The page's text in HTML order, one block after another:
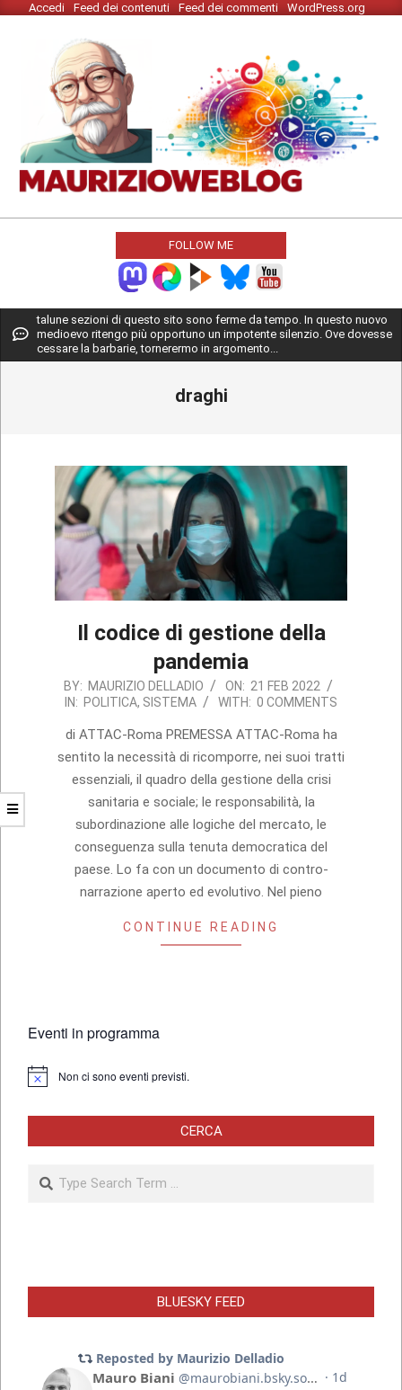
Skip Accedi Feed dei contenuti Feed dei commenti WordPress.org
MAURIZIO
WEBLOG
FOLLOW ME
Primary
Navigation
Menu
talune sezioni di questo sito sono ferme da tempo. In questo nuovo
medioevo ritengo più opportuno un impotente silenzio. Ove dovesse
cessare la barbarie, tornerermo in argomento...
draghi
Il codice di gestione della
pandemia
2022-
02-
21
BY: MAURIZIO DELLADIO ON: 21 FEB 2022
IN: POLITICA, SISTEMA WITH: 0 COMMENTS
di ATTAC-Roma PREMESSA ATTAC-Roma ha
sentito la necessità di ricomporre, nei suoi tratti
essenziali, il quadro della gestione della crisi
sanitaria e sociale; le responsabilità, la
subordinazione alle logiche del mercato, le
conseguenza sulla tenuta democratica del
paese. Lo fa con un documento di contro-
narrazione aperto ed evolutivo. Nel pieno
CONTINUE READING
Eventi in programma
Notice Non ci sono eventi previsti.
CERCA
Search
BLUESKY FEED